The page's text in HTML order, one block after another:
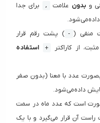
و بدون علامت ,
برای جدا
منفی ( - ) پشت رقم قرار
از کاراکتر
+
استفاده
عدد با معنا (بدون صفر
داده‌می‌شود.
است که عدد ماه در سمت
آن قرار می‌گیرد و با یک